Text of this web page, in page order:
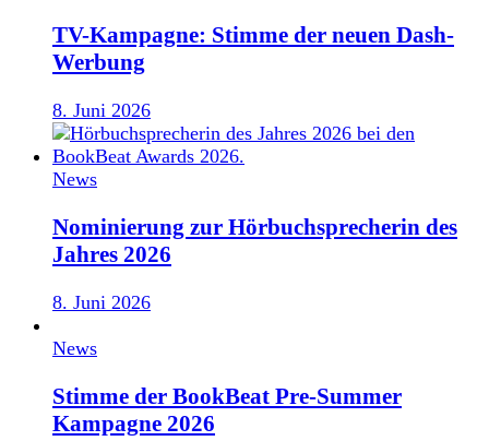
TV-Kampagne: Stimme der neuen Dash-
Werbung
8. Juni 2026
News
Nominierung zur Hörbuchsprecherin des
Jahres 2026
8. Juni 2026
News
Stimme der BookBeat Pre-Summer
Kampagne 2026